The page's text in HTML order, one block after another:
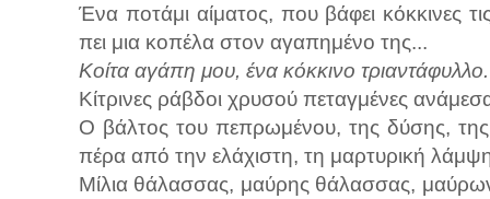
Ένα ποτάμι αίματος, που βάφει κόκκινες
πει μια κοπέλα στον αγαπημένο της...
Κοίτα αγάπη μου, ένα κόκκινο τριαντάφυλλο.
Κίτρινες ράβδοι χρυσού πεταγμένες
Ο βάλτος του πεπρωμένου, της δύσης,
πέρα από την ελάχιστη, τη μαρτυρική
Μίλια θάλασσας, μαύρης θάλασσας,